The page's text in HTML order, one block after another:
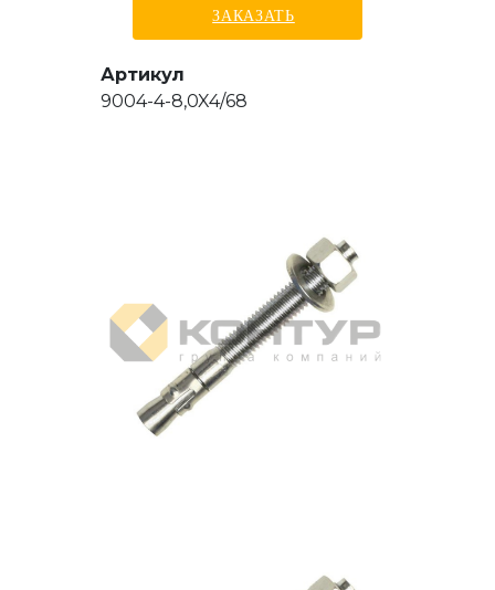
ЗАКАЗАТЬ
Артикул
9004-4-8,0X4/68